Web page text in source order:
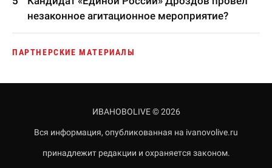
незаконное агитационное мероприятие?
ПАРТНЕРСКИЕ МАТЕРИАЛЫ
ИВАНОВОLIVE © 2026
Вся информация, опубликованная на ivanovolive.ru
принадлежит редакции и охраняется законом.